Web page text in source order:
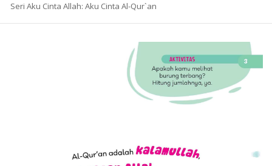
Seri Aku Cinta Allah: Aku Cinta Al-Qur`an